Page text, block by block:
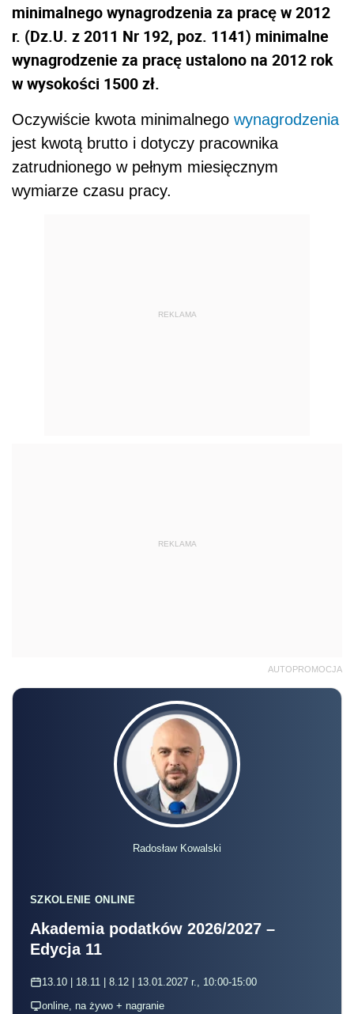
minimalnego wynagrodzenia za pracę w 2012
r. (Dz.U. z 2011 Nr 192, poz. 1141) minimalne
wynagrodzenie za pracę ustalono na 2012 rok
w wysokości 1500 zł.
Oczywiście kwota minimalnego wynagrodzenia
jest kwotą brutto i dotyczy pracownika
zatrudnionego w pełnym miesięcznym
wymiarze czasu pracy.
REKLAMA
REKLAMA
AUTOPROMOCJA
Radosław Kowalski
SZKOLENIE ONLINE
Akademia podatków 2026/2027 –
Edycja 11
13.10 | 18.11 | 8.12 | 13.01.2027 r., 10:00-15:00
online, na żywo + nagranie